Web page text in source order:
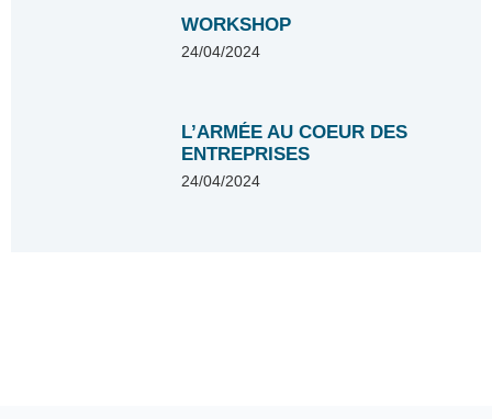
WORKSHOP
24/04/2024
L’ARMÉE AU COEUR DES
ENTREPRISES
24/04/2024